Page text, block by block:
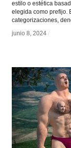
estilo o estética
elegida como prefijo.
categorizaciones,
junio 8, 2024 /
junio 8, 2024 /